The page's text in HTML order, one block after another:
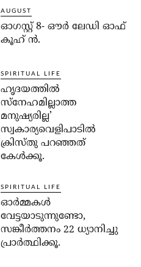
AUGUST
ഓഗസ്റ്റ് 8- ഔര്‍ ലേഡി ഓഫ്
കൂഹ് ന്‍.
SPIRITUAL LIFE
ഹൃദയത്തില്‍
സ്‌നേഹമില്ലാത്ത
മനുഷ്യരില്ല’
സ്വകാര്യവെളിപാടില്‍
ക്രിസ്തു പറഞ്ഞത്
കേള്‍ക്കൂ.
SPIRITUAL LIFE
ഓര്‍മ്മകള്‍
വേട്ടയാടുന്നുണ്ടോ,
സങ്കീര്‍ത്തനം 22 ധ്യാനിച്ചു
പ്രാര്‍ത്ഥിക്കൂ.